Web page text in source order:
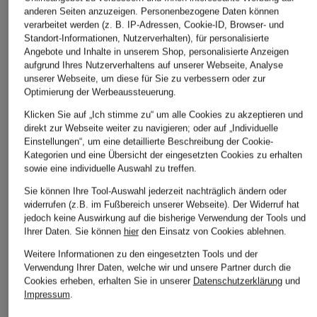
anderen Seiten anzuzeigen. Personenbezogene Daten können
verarbeitet werden (z. B. IP-Adressen, Cookie-ID, Browser- und
Standort-Informationen, Nutzerverhalten), für personalisierte
Angebote und Inhalte in unserem Shop, personalisierte Anzeigen
aufgrund Ihres Nutzerverhaltens auf unserer Webseite, Analyse
unserer Webseite, um diese für Sie zu verbessern oder zur
Optimierung der Werbeaussteuerung.
Klicken Sie auf „Ich stimme zu“ um alle Cookies zu akzeptieren und
direkt zur Webseite weiter zu navigieren; oder auf „Individuelle
Einstellungen“, um eine detaillierte Beschreibung der Cookie-
Kategorien und eine Übersicht der eingesetzten Cookies zu erhalten
sowie eine individuelle Auswahl zu treffen.
Sie können Ihre Tool-Auswahl jederzeit nachträglich ändern oder
widerrufen (z.B. im Fußbereich unserer Webseite). Der Widerruf hat
jedoch keine Auswirkung auf die bisherige Verwendung der Tools und
Ihrer Daten. Sie können hierden Einsatz von Cookies ablehnen.
Weitere Informationen zu den eingesetzten Tools und der
Verwendung Ihrer Daten, welche wir und unsere Partner durch die
Cookies erheben, erhalten Sie in unserer Datenschutzerklärungund
Impressum.